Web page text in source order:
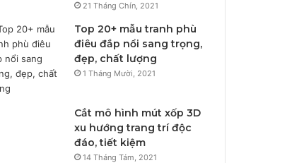
21 Tháng Chín, 2021
Top 20+ mẫu tranh phù
điêu đắp nổi sang trọng,
đẹp, chất lượng
1 Tháng Mười, 2021
Cắt mô hình mút xốp 3D
xu hướng trang trí độc
đáo, tiết kiệm
14 Tháng Tám, 2021